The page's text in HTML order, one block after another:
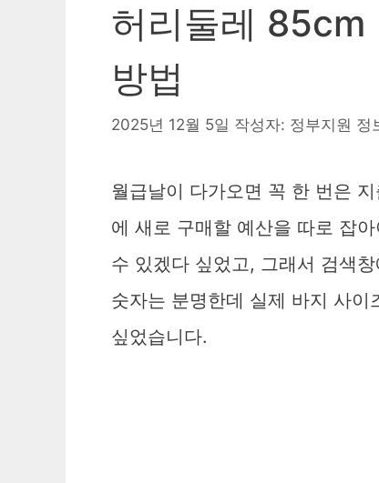
허리둘레 85cm
방법
2025년 12월 5일 작성자: 정부지원 정
월급날이 다가오면 꼭 한 번은
에 새로 구매할 예산을 따로 잡
수 있겠다 싶었고, 그래서 검색
숫자는 분명한데 실제 바지 사
싶었습니다.